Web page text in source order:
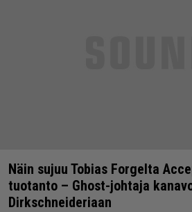
Näin sujuu Tobias Forgelta
tuotanto – Ghost-johtaja
Dirkschneideriaan